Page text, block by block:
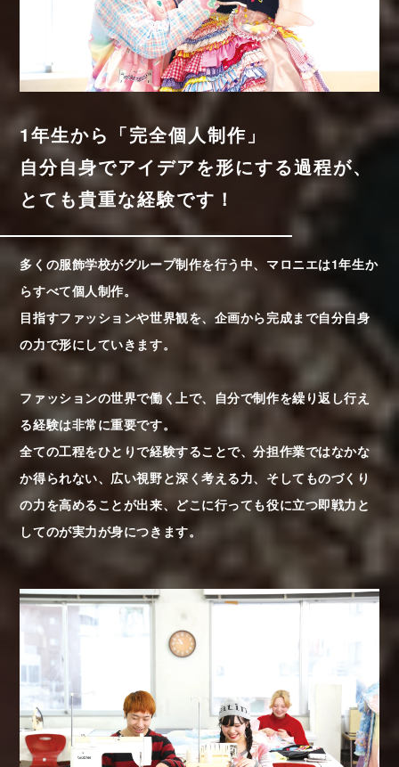
1年生から「完全個人制作」
自分自身でアイデアを形にする過程が、
とても貴重な経験です！
多くの服飾学校がグループ制作を行う中、マロニエは1年生か
らすべて個人制作。
目指すファッションや世界観を、企画から完成まで自分自身
の力で形にしていきます。
ファッションの世界で働く上で、自分で制作を繰り返し行え
る経験は非常に重要です。
全ての工程をひとりで経験することで、分担作業ではなかな
か得られない、広い視野と深く考える力、そしてものづくり
の力を高めることが出来、どこに行っても役に立つ即戦力と
してのが実力が身につきます。